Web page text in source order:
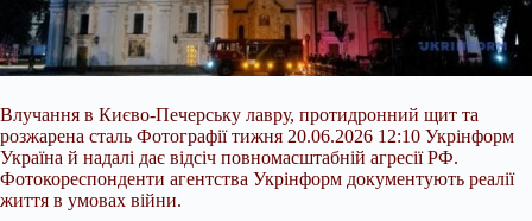
Влучання в Києво-Печерську лавру, протидронний щит та
розжарена сталь Фотографії тижня 20.06.2026 12:10 Укрінформ
Україна й надалі дає відсіч повномасштабній агресії РФ.
Фотокореспонденти агентства Укрінформ документують реалії
життя в умовах війни.